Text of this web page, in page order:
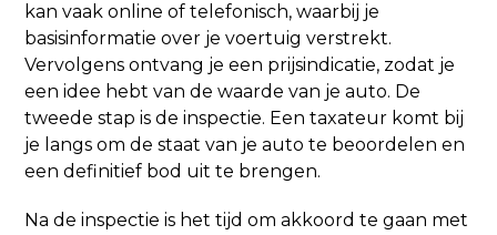
kan vaak online of telefonisch, waarbij je
basisinformatie over je voertuig verstrekt.
Vervolgens ontvang je een prijsindicatie, zodat je
een idee hebt van de waarde van je auto. De
tweede stap is de inspectie. Een taxateur komt bij
je langs om de staat van je auto te beoordelen en
een definitief bod uit te brengen.
Na de inspectie is het tijd om akkoord te gaan met